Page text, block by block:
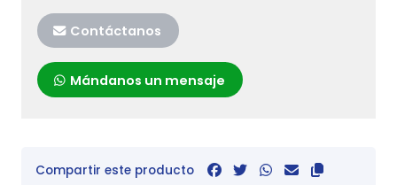
Contáctanos
Mándanos un mensaje
Compartir este producto